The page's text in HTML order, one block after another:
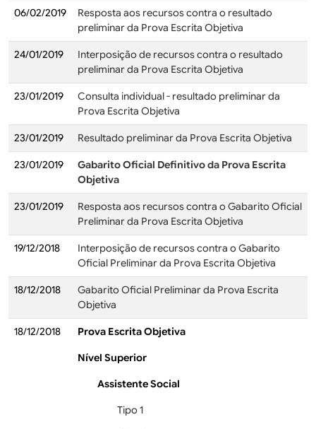
06/02/2019
Resposta aos recursos contra o resultado
preliminar da Prova Escrita Objetiva
24/01/2019
Interposição de recursos contra o resultado
preliminar da Prova Escrita Objetiva
23/01/2019
Consulta individual - resultado preliminar da
Prova Escrita Objetiva
23/01/2019 Resultado preliminar da Prova Escrita Objetiva
23/01/2019
Gabarito Oficial Definitivo da Prova Escrita
Objetiva
23/01/2019
Resposta aos recursos contra o Gabarito Oficial
Preliminar da Prova Escrita Objetiva
19/12/2018
Interposição de recursos contra o Gabarito
Oficial Preliminar da Prova Escrita Objetiva
18/12/2018
Gabarito Oficial Preliminar da Prova Escrita
Objetiva
18/12/2018 Prova Escrita Objetiva
Nível Superior
Assistente Social
Tipo 1